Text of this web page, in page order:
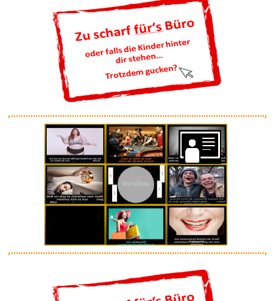
Playboi Carti [Vinyl LP]...
Anzeige
tbc...
Anzeige
Klaviermusik...
Anzeige
Vorschau